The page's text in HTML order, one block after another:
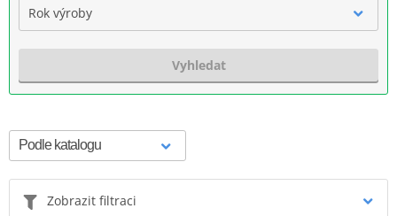
Rok výroby
Vyhledat
Zobrazit filtraci